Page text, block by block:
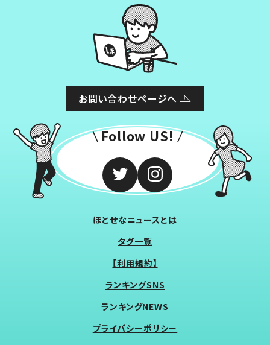
お問い合わせページへ
Follow US!
ほとせなニュースとは
タグ一覧
【利用規約】
ランキングSNS
ランキングNEWS
プライバシーポリシー